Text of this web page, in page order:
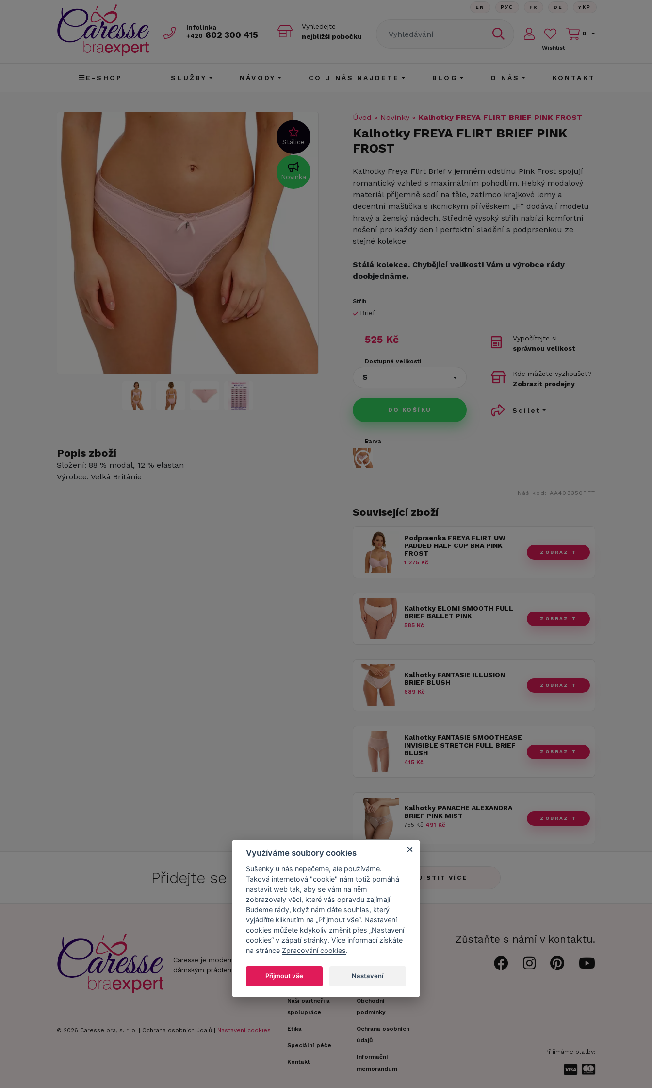
Infolinka
+420 602 300 415
Vyhledejte
nejbližší pobočku
EN РУС FR DE YКР
Wishlist
0
E-SHOP SLUŽBY NÁVODY CO U NÁS NAJDETE BLOG O NÁS KONTAKT
Stálice
Novinka
Popis zboží
Složení: 88 % modal, 12 % elastan
Výrobce: Velká Británie
Úvod » Novinky » Kalhotky FREYA FLIRT BRIEF PINK FROST
Kalhotky FREYA FLIRT BRIEF PINK
FROST
Kalhotky Freya Flirt Brief v jemném odstínu Pink Frost spojují
romantický vzhled s maximálním pohodlím. Hebký modalový
materiál příjemně sedí na těle, zatímco krajkové lemy a
decentní mašlička s ikonickým přívěskem „F“ dodávají modelu
hravý a ženský nádech. Středně vysoký střih nabízí komfortní
nošení pro každý den i perfektní sladění s podprsenkou ze
stejné kolekce.
Stálá kolekce. Chybějící velikosti Vám u výrobce rády
doobjednáme.
Střih
Brief
525 Kč
Dostupné velikosti
S
DO KOŠÍKU
Vypočítejte si
správnou velikost
Kde můžete vyzkoušet?
Zobrazit prodejny
Sdílet
Barva
Náš kód: AA403350PFT
Související zboží
Podprsenka FREYA FLIRT UW
PADDED HALF CUP BRA PINK
FROST
1 275 Kč
ZOBRAZIT
Kalhotky ELOMI SMOOTH FULL
BRIEF BALLET PINK
585 Kč
ZOBRAZIT
Kalhotky FANTASIE ILLUSION
BRIEF BLUSH
689 Kč
ZOBRAZIT
Kalhotky FANTASIE SMOOTHEASE
INVISIBLE STRETCH FULL BRIEF
BLUSH
415 Kč
ZOBRAZIT
Kalhotky PANACHE ALEXANDRA
BRIEF PINK MIST
755 Kč 491 Kč
ZOBRAZIT
Přidejte se doCaresse Clubu! ZJISTIT VÍCE
Caresse je moderní obchod s
dámským prádlem.
© 2026 Caresse bra, s. r. o. | Ochrana osobních údajů Nastavení cookies
Náš příběh
Náš tým
Caresse v
Naši partneři a
spolupráce
Etika
Speciální péče
Kontakt
Zákaznický účet
Obchodní
podmínky
Ochrana osobních
údajů
Informační
memorandum
Zůstaňte s námi v kontaktu.
Přijímáme platby:
Využíváme soubory cookies
Sušenky u nás nepečeme, ale používáme.
Taková internetová "cookie" nám totiž pomáhá
nastavit web tak, aby se vám na něm
zobrazovaly věci, které vás opravdu zajímají.
Budeme rády, když nám dáte souhlas, který
vyjádříte kliknutím na „Přijmout vše“. Nastavení
cookies můžete kdykoliv změnit přes „Nastavení
cookies“ v zápatí stránky. Více informací získáte
na stránce Zpracování cookies.
Přijmout vše Nastavení